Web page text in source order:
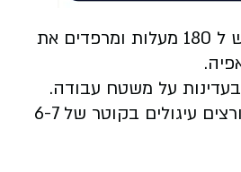
-מחממים תנור מראש ל 180 מעלות ומרפדים את
על משטח עבודה.
בעזרת כוס קטנה קורצים עיגולים בקוטר של 6-7